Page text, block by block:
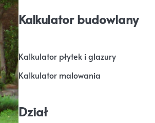
Kalkulator budowlany
Kalkulator płytek i glazury
Kalkulator malowania
Dział